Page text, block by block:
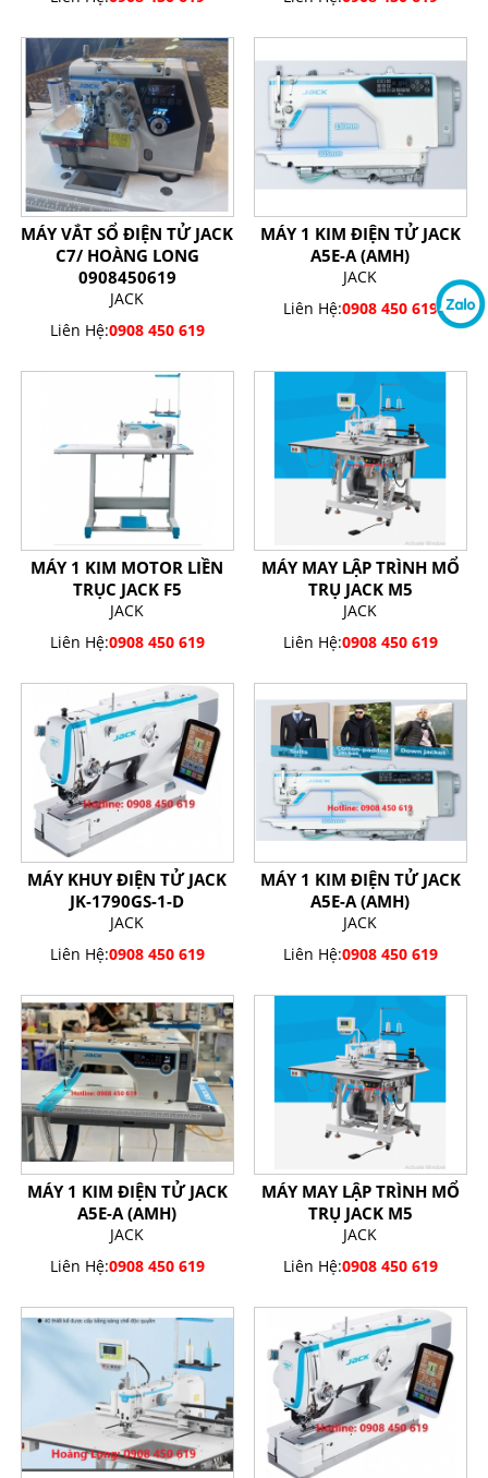
MÁY VẮT SỔ ĐIỆN TỬ JACK
C7/ HOÀNG LONG
0908450619
JACK
Liên Hệ:0908 450 619
MÁY 1 KIM ĐIỆN TỬ JACK
A5E-A (AMH)
JACK
Liên Hệ:0908 450 619
MÁY 1 KIM MOTOR LIỀN
TRỤC JACK F5
JACK
Liên Hệ:0908 450 619
MÁY MAY LẬP TRÌNH MỔ
TRỤ JACK M5
JACK
Liên Hệ:0908 450 619
MÁY KHUY ĐIỆN TỬ JACK
JK-1790GS-1-D
JACK
Liên Hệ:0908 450 619
MÁY 1 KIM ĐIỆN TỬ JACK
A5E-A (AMH)
JACK
Liên Hệ:0908 450 619
MÁY 1 KIM ĐIỆN TỬ JACK
A5E-A (AMH)
JACK
Liên Hệ:0908 450 619
MÁY MAY LẬP TRÌNH MỔ
TRỤ JACK M5
JACK
Liên Hệ:0908 450 619